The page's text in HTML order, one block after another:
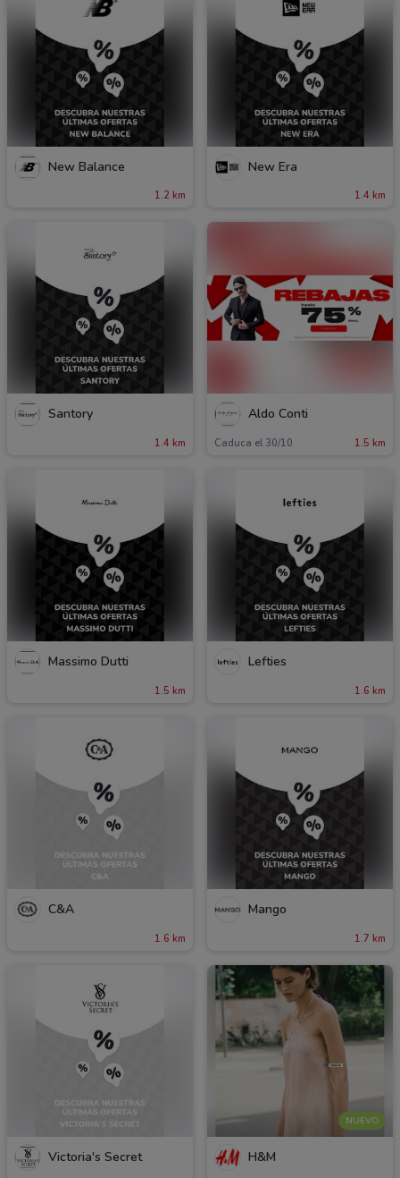
New Balance
1.2 km
New Era
1.4 km
Santory
1.4 km
Aldo Conti
Caduca el 30/10 1.5 km
Massimo Dutti
1.5 km
Lefties
1.6 km
C&A
1.6 km
Mango
1.7 km
Victoria's Secret
NUEVO
H&M